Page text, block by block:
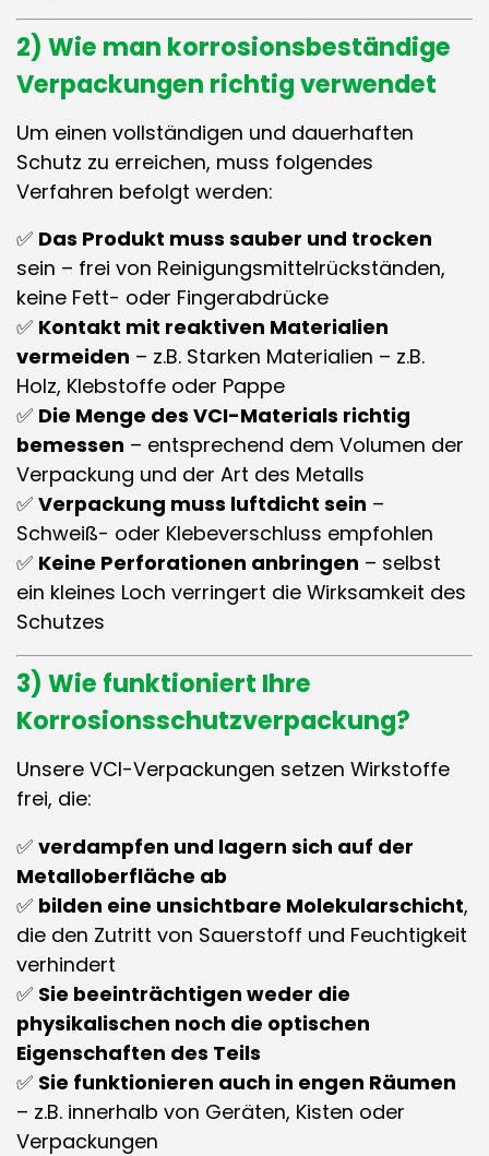
2) Wie man korrosionsbeständige
Verpackungen richtig verwendet
Um einen vollständigen und dauerhaften
Schutz zu erreichen, muss folgendes
Verfahren befolgt werden:
✅ Das Produkt muss sauber und trocken
sein – frei von Reinigungsmittelrückständen,
keine Fett- oder Fingerabdrücke
✅ Kontakt mit reaktiven Materialien
vermeiden – z.B. Starken Materialien – z.B.
Holz, Klebstoffe oder Pappe
✅ Die Menge des VCI-Materials richtig
bemessen – entsprechend dem Volumen der
Verpackung und der Art des Metalls
✅ Verpackung muss luftdicht sein –
Schweiß- oder Klebeverschluss empfohlen
✅ Keine Perforationen anbringen – selbst
ein kleines Loch verringert die Wirksamkeit des
Schutzes
3) Wie funktioniert Ihre
Korrosionsschutzverpackung?
Unsere VCI-Verpackungen setzen Wirkstoffe
frei, die:
✅ verdampfen und lagern sich auf der
Metalloberfläche ab
✅ bilden eine unsichtbare Molekularschicht,
die den Zutritt von Sauerstoff und Feuchtigkeit
verhindert
✅ Sie beeinträchtigen weder die
physikalischen noch die optischen
Eigenschaften des Teils
✅ Sie funktionieren auch in engen Räumen
– z.B. innerhalb von Geräten, Kisten oder
Verpackungen